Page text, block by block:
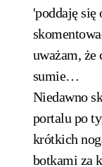
'poddaję się
uważam, że
sumie…
Niedawno
portalu po
krótkich
botkami za